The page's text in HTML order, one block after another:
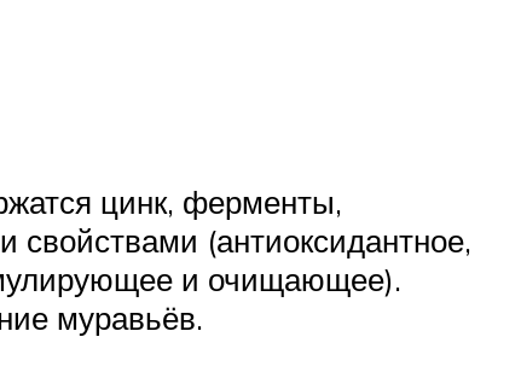
цинк, ферменты,
(антиоксидантное,
и очищающее).
муравьёв.